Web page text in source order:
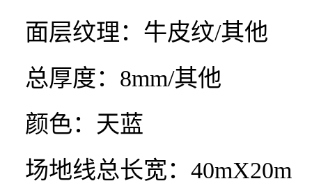
面层纹理：牛皮纹/其他
总厚度： 8mm/其他
颜色：天蓝
场地线总长宽： 40mX20m